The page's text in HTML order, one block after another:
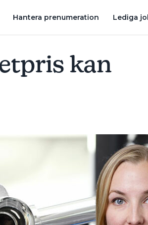
Hantera prenumeration Lediga
kan
– FÄNGELSE BLIR VILLKORLIG DOM